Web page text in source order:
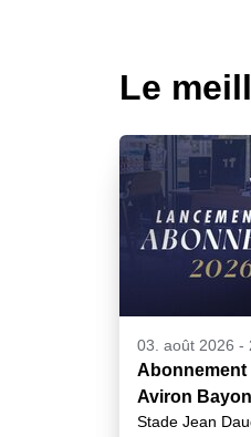
Le
03. août 2026 -
Abonnement
Aviron
Stade Jean